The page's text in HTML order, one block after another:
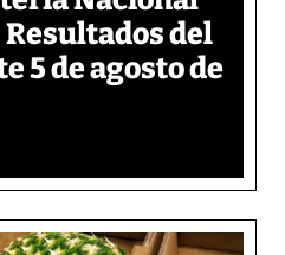
Resultados del
5 de agosto de